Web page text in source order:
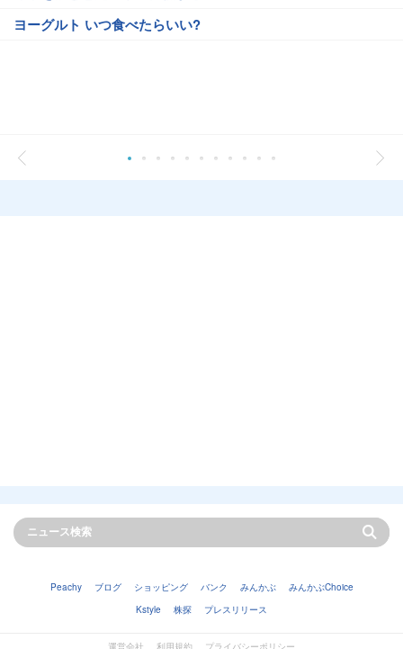
ヨーグルト いつ食べたらいい?
Peachy ブログ ショッピング バンク みんかぶ
みんかぶChoice
Kstyle
株探 プレスリリース
運営会社 利用規約 プライバシーポリシー